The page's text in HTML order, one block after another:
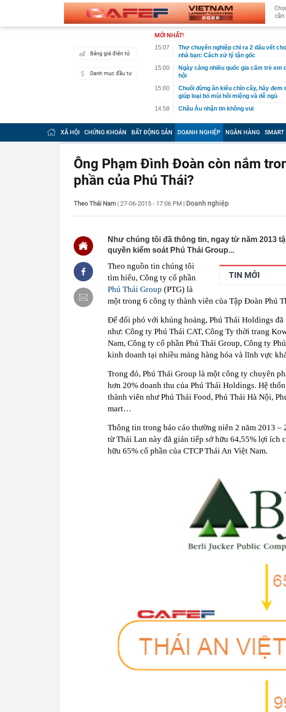
cần
Bảng giá điện tử
Danh mục đầu tư
MỚI NHẤT!
15:07
Thợ chuyên nghiệp chỉ ra 2 dấu vết
nhà bạn: Cách xử lý tận gốc
15:00
Ngày càng nhiều quốc gia cấm trẻ
hội
15:00
Chuối đừng ăn kiểu chín cây, hãy đem
giúp loại bỏ mùi hôi miệng và dễ ngủ
14:58
Châu Âu nhận tin không vui
14:58
Với 6G, "cuộc chơi" viễn thông sẽ
14:57
Bầu Đức chào bán DN nắm 7.000 ha
định giá hơn 11.000 tỷ đồng, gấp rưỡi
rộng, chở gia đình 300-500km/ngày
14:56
Phó Thủ tướng Hồ Quốc Dũng đề nghị
liên kết Nhà nước – nhà trường –
Lệnh tạm giữ khẩn cấp Nguyễn Thị Hoa
14:46
Tin không vui cho người đợi mua
Người phụ nữ 54 tuổi qua đời vì ung
quá nhiều, nguyên nhân từ 4 việc
14:41
Nắng nóng khắc nghiệt đảo lộn cuộc
14:40
Công an cảnh báo chiêu lừa tinh vi liên
người dân cần đặc biệt cảnh giác
tiết lộ bí mật đốt mỡ là loại đồ uống
14:33
Nữ cán bộ thuế là tiểu thư RMIT từng
thời sinh viên, khí chất gây chú ý trên
14:23
Phát minh của Mỹ làm rung chuyển
10 lần thép, vẫn đạt độ dẻo 15%, mở
14:23
Mặt cỏ sân Mỹ Đình trước trận ĐT Việt
khi được truyền thông Đông Nam Á
14:21
Ngày 7/8: Tỷ giá trung tâm tăng 30
XÃ HỘI CHỨNG KHOÁN BẤT ĐỘNG SẢN DOANH NGHIỆP NGÂN HÀNG SMART
Ông Phạm Đình Đoàn còn nắm
phần của Phú Thái?
Theo Thái Nam | 27-06-2015 - 17:06 PM | Doanh nghiệp
Như chúng tôi đã thông tin, ngay từ năm 2013
quyền kiểm soát Phú Thái Group...
TIN MỚI
Theo nguồn tin chúng tôi
tìm hiểu, Công ty cổ phần
Phú Thái Group (PTG) là
một trong 6 công ty thành viên của Tập Đoàn Phú
Để đối phó với khủng hoảng, Phú Thái Holdings
như: Công ty Phú Thái CAT, Công Ty thời trang
Nam, Công ty cổ phần Phú Thái Group, Công ty
kinh doanh tại nhiều mảng hàng hóa và lĩnh vực
Trong đó, Phú Thái Group là một công ty chuyên
hơn 20% doanh thu của Phú Thái Holdings. Hệ
thành viên như Phú Thái Food, Phú Thái Hà Nội,
mart…
Thông tin trong báo cáo thường niên 2 năm 2013 –
từ Thái Lan này đã gián tiếp sở hữu 64,55% lợi ích
hữu 65% cổ phần của CTCP Thái An Việt Nam.